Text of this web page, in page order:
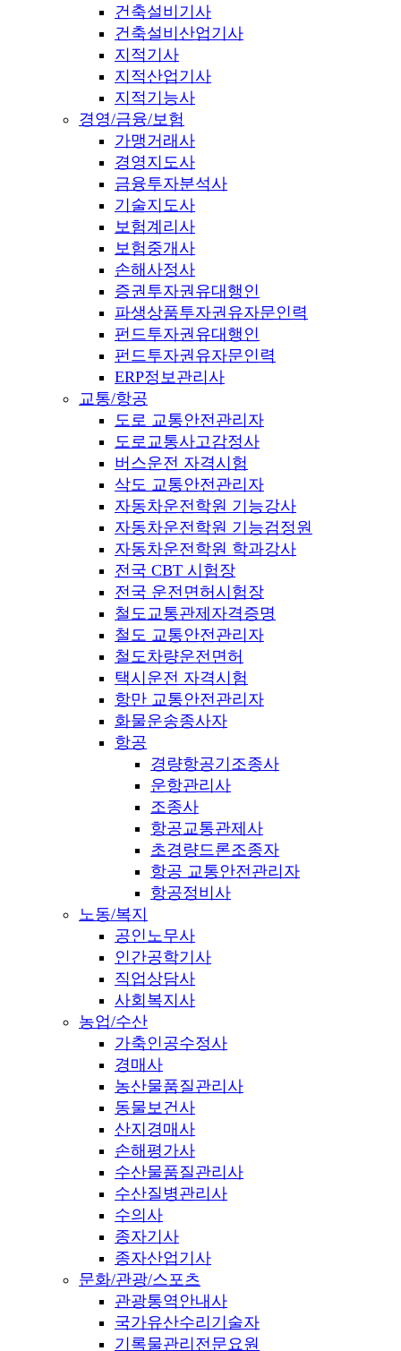
건축설비기사
건축설비산업기사
지적기사
지적산업기사
지적기능사
경영/금융/보험
가맹거래사
경영지도사
금융투자분석사
기술지도사
보험계리사
보험중개사
손해사정사
증권투자권유대행인
파생상품투자권유자문인력
펀드투자권유대행인
펀드투자권유자문인력
ERP정보관리사
교통/항공
도로 교통안전관리자
도로교통사고감정사
버스운전 자격시험
삭도 교통안전관리자
자동차운전학원 기능강사
자동차운전학원 기능검정원
자동차운전학원 학과강사
전국 CBT 시험장
전국 운전면허시험장
철도교통관제자격증명
철도 교통안전관리자
철도차량운전면허
택시운전 자격시험
항만 교통안전관리자
화물운송종사자
항공
경량항공기조종사
운항관리사
조종사
항공교통관제사
초경량드론조종자
항공 교통안전관리자
항공정비사
노동/복지
공인노무사
인간공학기사
직업상담사
사회복지사
농업/수산
가축인공수정사
경매사
농산물품질관리사
동물보건사
산지경매사
손해평가사
수산물품질관리사
수산질병관리사
수의사
종자기사
종자산업기사
문화/관광/스포츠
관광통역안내사
국가유산수리기술자
기록물관리전문요원